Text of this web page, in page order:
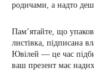
родичами, а надто
Пам’ятайте, що
листівка, підписана
Ювілей — це час
ваш презент має